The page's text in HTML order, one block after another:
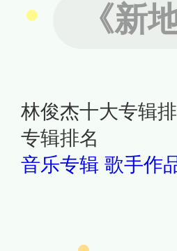
《新
林俊杰十大专辑
专辑排名
音乐专辑 歌手作